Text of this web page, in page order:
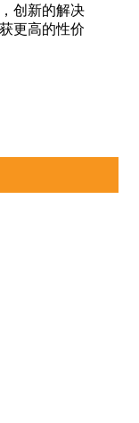
创新的解决
更高的性价